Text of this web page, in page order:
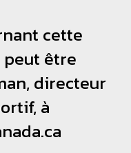
cette
être
directeur
à